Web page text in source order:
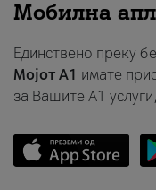
Мобилна
Единствено преку
Мојот A1 имате
за Вашите A1